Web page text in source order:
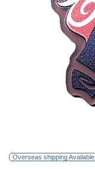
Overseas shipping Available